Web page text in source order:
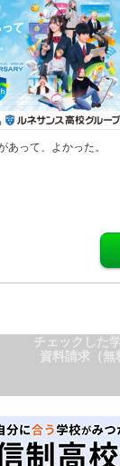
あって、よかった。
チェックした
資料請求（無